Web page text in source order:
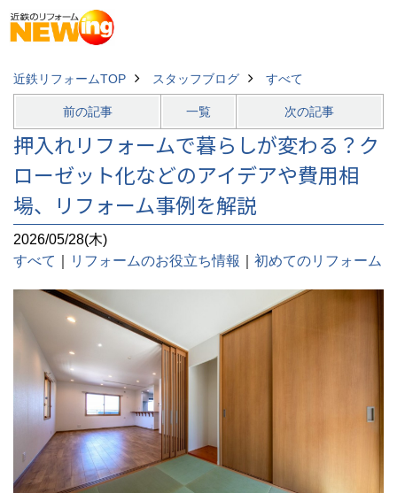
近鉄リフォームTOP スタッフブログ すべて
前の記事 一覧 次の記事
押入れリフォームで暮らしが変わる？ク
ローゼット化などのアイデアや費用相
場、リフォーム事例を解説
2026/05/28(木)
すべて
リフォームのお役立ち情報 初めてのリフォーム